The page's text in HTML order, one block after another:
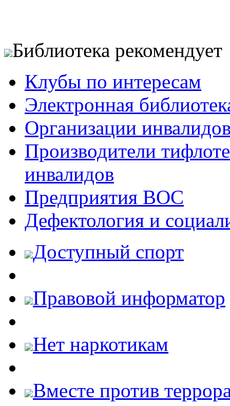
Библиотека рекомендует
Клубы по интересам
Электронная
Организации
Производители
инвалидов
Предприятия ВОС
Дефектология и
Доступный спорт
Правовой информатор
Нет наркотикам
Вместе против